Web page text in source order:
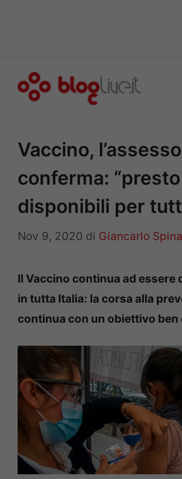
Vaccino,
conferma: “presto
disponibili per
Nov 9, 2020 di Giancarlo
Il Vaccino continua ad essere
in tutta Italia: la corsa alla
continua con un obiettivo ben